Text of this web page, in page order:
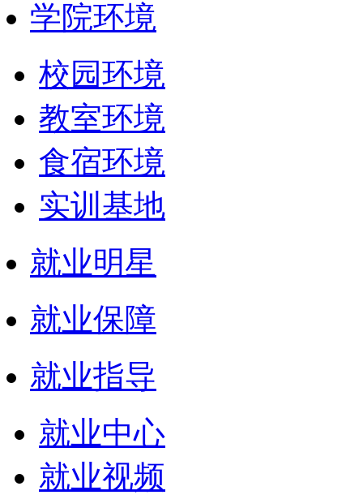
学院环境
校园环境
教室环境
食宿环境
实训基地
就业明星
就业保障
就业指导
就业中心
就业视频